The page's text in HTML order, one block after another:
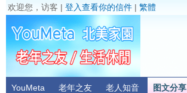
欢迎您，访客 | 登入查看你的信件 | 繁體
YouMeta 老年之友 老人知音 图文分享